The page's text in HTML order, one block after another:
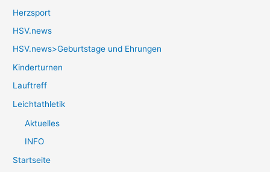
Herzsport
HSV.news
HSV.news>Geburtstage und Ehrungen
Kinderturnen
Lauftreff
Leichtathletik
Aktuelles
INFO
Startseite